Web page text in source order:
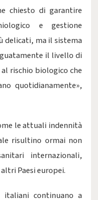
chiesto di garantire
e gestione
delicati, ma il sistema
il livello di
rischio biologico che
quotidianamente»,
le attuali indennità
risultino ormai non
internazionali,
Paesi europei.
italiani continuano a